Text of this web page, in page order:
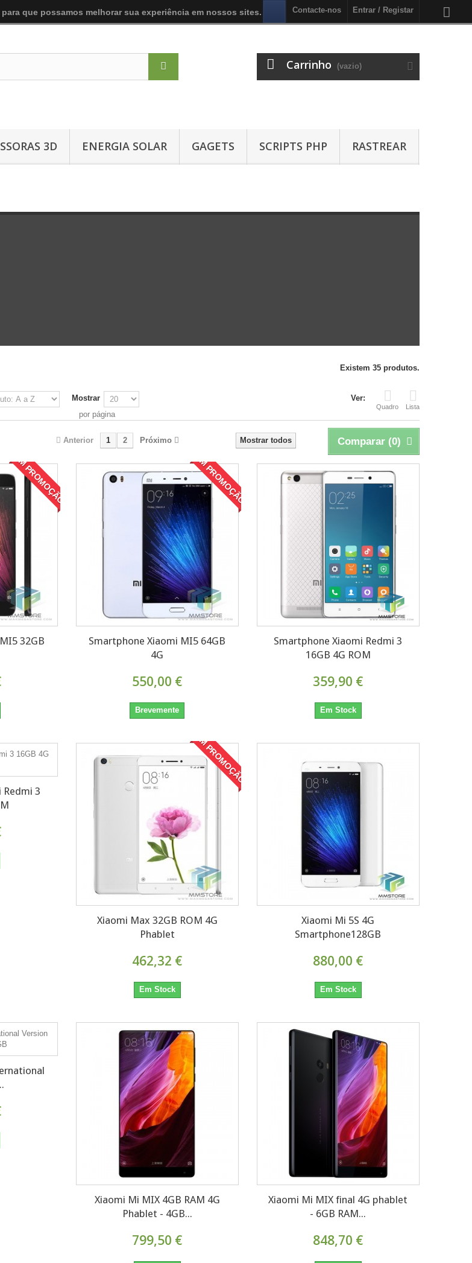
Entrar / Registar
Contacte-nos
Carrinho (vazio)
3D ENERGIA SOLAR GAGETS SCRIPTS PHP RASTREAR
Existem 35 produtos.
Ver:
Quadro Lista
Mostrar
por página
Comparar (0)
Mostrar todos
Anterior 1 2 Próximo
EM PROMOÇÃO!
32GB
EM PROMOÇÃO!
Smartphone Xiaomi MI5 64GB
4G
550,00 €
Brevemente
Smartphone Xiaomi Redmi 3
16GB 4G ROM
359,90 €
Em Stock
Redmi 3
EM PROMOÇÃO!
Xiaomi Max 32GB ROM 4G
Phablet
462,32 €
Em Stock
Xiaomi Mi 5S 4G
Smartphone128GB
880,00 €
Em Stock
Xiaomi Mi MIX 4GB RAM 4G
Phablet - 4GB...
799,50 €
Xiaomi Mi MIX final 4G phablet
- 6GB RAM...
848,70 €
que possamos melhorar sua experiência em nossos sites.